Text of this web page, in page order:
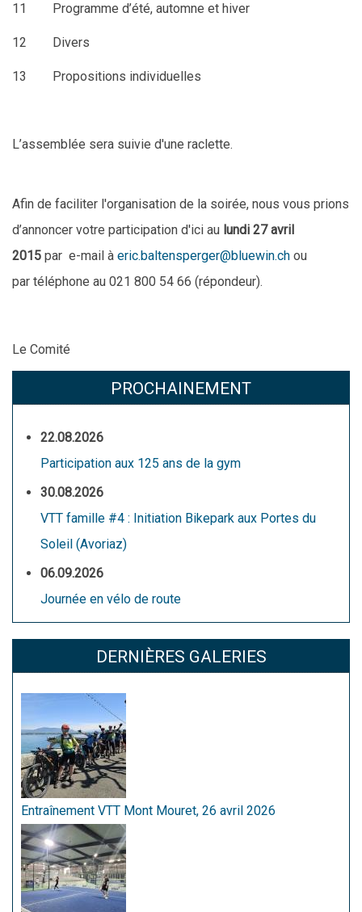
11 Programme d’été, automne et hiver
12 Divers
13 Propositions individuelles
L’assemblée sera suivie d'une raclette.
Afin de faciliter l'organisation de la soirée, nous vous prions
d’annoncer votre participation d'ici au lundi 27 avril
2015 par e-mail à eric.baltensperger@bluewin.ch ou
par téléphone au 021 800 54 66 (répondeur).
Le Comité
PROCHAINEMENT
22.08.2026
Participation aux 125 ans de la gym
30.08.2026
VTT famille #4 : Initiation Bikepark aux Portes du
Soleil (Avoriaz)
06.09.2026
Journée en vélo de route
DERNIÈRES GALERIES
Entraînement VTT Mont Mouret, 26 avril 2026